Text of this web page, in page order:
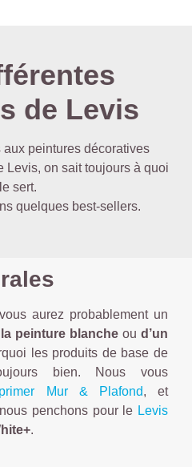
de Levis
peintures décoratives
Levis, on sait toujours à quoi
sert.
quelques best-sellers.
aurez probablement un
la peinture blanche ou d’un
les produits de base de
bien. Nous vous
Mur & Plafond, et
penchons pour le Levis
.